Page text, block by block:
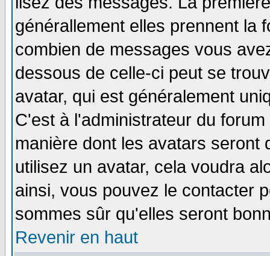
générallement elles prennent la
combien de messages vous
dessous de celle-ci peut se
avatar, qui est généralement
C'est à l'administrateur du
manière dont les avatars seront
utilisez un avatar, cela voudra
ainsi, vous pouvez le contacter
sommes sûr qu'elles seront
Revenir en haut